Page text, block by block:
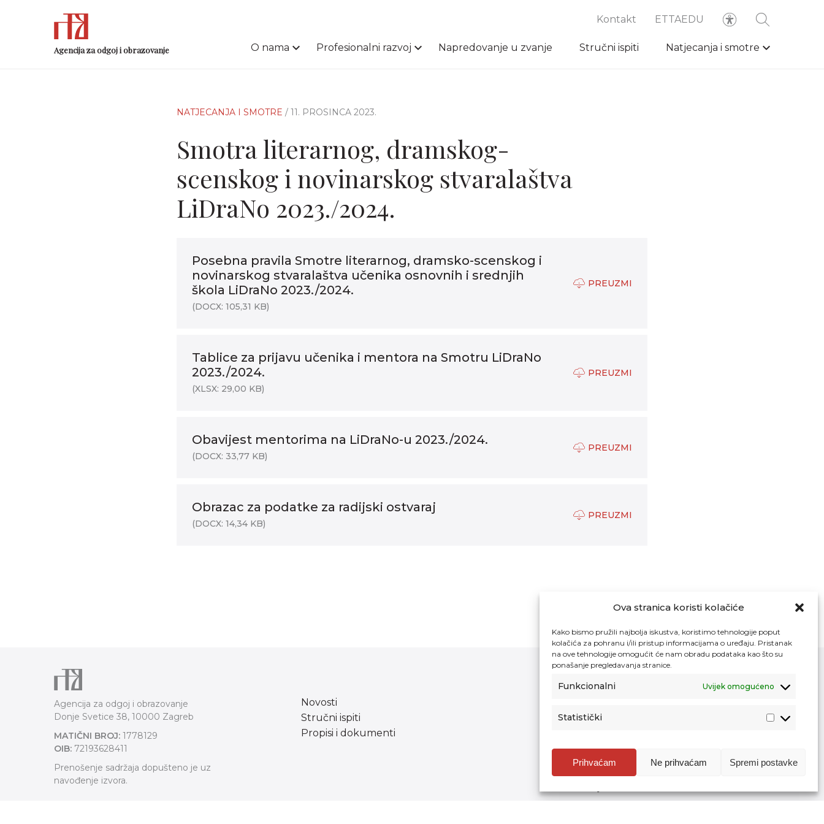
Ova stranica koristi kolačiće
Kako bismo pružili najbolja iskustva, koristimo tehnologije poput
kolačića za pohranu i/ili pristup informacijama o uređaju. Pristanak
na ove tehnologije omogućit će nam obradu podataka kao što su
ponašanje pregledavanja stranice.
Funkcionalni Uvijek omogućeno
Statistički
Prihvaćam Ne prihvaćam Spremi postavke
Agencija za odgoj i obrazovanje
Kontakt ETTAEDU
O nama Profesionalni razvoj Napredovanje u zvanje Stručni ispiti Natjecanja i smotre
NATJECANJA I SMOTRE / 11. PROSINCA 2023.
Smotra literarnog, dramskog-
scenskog i novinarskog stvaralaštva
LiDraNo 2023./2024.
Posebna pravila Smotre literarnog, dramsko-scenskog i
novinarskog stvaralaštva učenika osnovnih i srednjih
škola LiDraNo 2023./2024.
(DOCX: 105,31 KB)
PREUZMI
Tablice za prijavu učenika i mentora na Smotru LiDraNo
2023./2024.
(XLSX: 29,00 KB)
PREUZMI
Obavijest mentorima na LiDraNo-u 2023./2024.
(DOCX: 33,77 KB)
PREUZMI
Obrazac za podatke za radijski ostvaraj
(DOCX: 14,34 KB)
PREUZMI
Agencija za odgoj i obrazovanje
Donje Svetice 38, 10000 Zagreb
MATIČNI BROJ: 1778129
OIB: 72193628411
Prenošenje sadržaja dopušteno je uz
navođenje izvora.
Novosti
Stručni ispiti
Propisi i dokumenti
Pristup informacijama
Povjerljiva osoba za unutarnje prijavljivanje
nepravilnosti
Etički povjerenik Agencije za odgoj i